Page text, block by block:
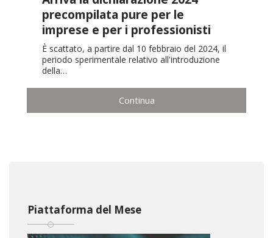
precompilata pure per le
imprese e per i professionisti
È scattato, a partire dal 10 febbraio del 2024, il
periodo sperimentale relativo all'introduzione
della…
Continua
Piattaforma del Mese